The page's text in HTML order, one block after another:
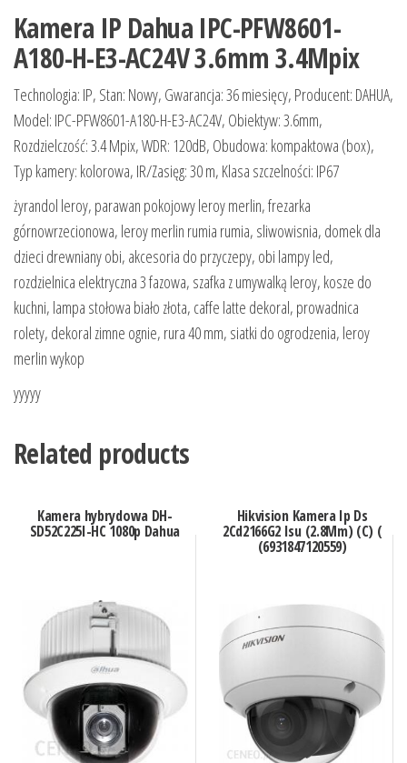
Kamera IP Dahua IPC-PFW8601-
A180-H-E3-AC24V 3.6mm 3.4Mpix
Technologia: IP, Stan: Nowy, Gwarancja: 36 miesięcy, Producent: DAHUA,
Model: IPC-PFW8601-A180-H-E3-AC24V, Obiektyw: 3.6mm,
Rozdzielczość: 3.4 Mpix, WDR: 120dB, Obudowa: kompaktowa (box),
Typ kamery: kolorowa, IR/Zasięg: 30 m, Klasa szczelności: IP67
żyrandol leroy, parawan pokojowy leroy merlin, frezarka
górnowrzecionowa, leroy merlin rumia rumia, sliwowisnia, domek dla
dzieci drewniany obi, akcesoria do przyczepy, obi lampy led,
rozdzielnica elektryczna 3 fazowa, szafka z umywalką leroy, kosze do
kuchni, lampa stołowa biało złota, caffe latte dekoral, prowadnica
rolety, dekoral zimne ognie, rura 40 mm, siatki do ogrodzenia, leroy
merlin wykop
yyyyy
Related products
Kamera hybrydowa DH-
SD52C225I-HC 1080p Dahua
Hikvision Kamera Ip Ds
2Cd2166G2 Isu (2.8Mm) (C) (
(6931847120559)